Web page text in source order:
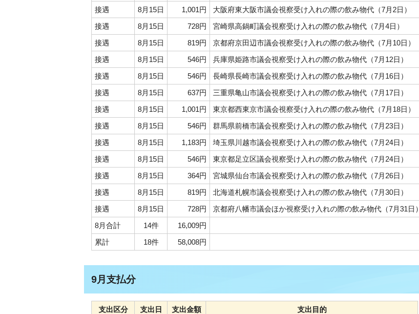
接遇
8月15日 1,001円
大阪府東大阪市議会視察受け入れの際の飲み物代（7月2日）
接遇
8月15日 728円
宮崎県高鍋町議会視察受け入れの際の飲み物代（7月4日）
接遇
8月15日 819円
京都府京田辺市議会視察受け入れの際の飲み物代（7月10日）
接遇
8月15日 546円
兵庫県姫路市議会視察受け入れの際の飲み物代（7月12日）
接遇
8月15日 546円
長崎県長崎市議会視察受け入れの際の飲み物代（7月16日）
接遇
8月15日 637円
三重県亀山市議会視察受け入れの際の飲み物代（7月17日）
接遇
8月15日 1,001円
東京都西東京市議会視察受け入れの際の飲み物代（7月18日）
接遇
8月15日 546円
群馬県前橋市議会視察受け入れの際の飲み物代（7月23日）
接遇
8月15日 1,183円
埼玉県川越市議会視察受け入れの際の飲み物代（7月24日）
接遇
8月15日 546円
東京都足立区議会視察受け入れの際の飲み物代（7月24日）
接遇
8月15日 364円
宮城県仙台市議会視察受け入れの際の飲み物代（7月26日）
接遇
8月15日 819円
北海道札幌市議会視察受け入れの際の飲み物代（7月30日）
接遇
8月15日 728円
京都府八幡市議会ほか視察受け入れの際の飲み物代（7月31日）
8月合計
14件
16,009円
累計
18件 58,008円
9月支払分
支出区分 支出日 支出金額
支出目的